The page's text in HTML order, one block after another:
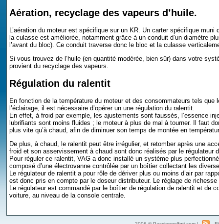
Aération, recyclage des vapeurs d’huile.
L’aération du moteur est spécifique sur un KR. Un carter spécifique muni
la culasse est améliorée, notamment grâce à un conduit d’un diamètre
l’avant du bloc). Ce conduit traverse donc le bloc et la culasse
Si vous trouvez de l’huile (en quantité modérée, bien sûr) dans votre
provient du recyclage des vapeurs.
Régulation du ralentit
En fonction de la température du moteur et des consommateurs tels que
l’éclairage, il est nécessaire d’opérer un une régulation du ralentit.
En effet, à froid par exemple, les ajustements sont faussés, l’essence
lubrifiants sont moins fluides ; le moteur à plus de mal à tourner. Il faut
plus vite qu’à chaud, afin de diminuer son temps de montée en
De plus, à chaud, le ralentit peut être irrégulier, et retomber après une
froid et son asservissement à chaud sont donc réalisés par le régulateur
Pour réguler ce ralentit, VAG a donc installé un système plus
composé d’une électrovanne contrôlée par un boîtier collectant les
Le régulateur de ralentit a pour rôle de dériver plus ou moins d’air par
est donc pris en compte par le doseur distributeur. Le réglage de
Le régulateur est commandé par le boîtier de régulation de ralentit et de
voiture, au niveau de la console centrale.